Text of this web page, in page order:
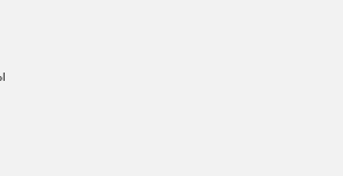
видео функций, включая сбор и
совместимость со сторонними
видеоконференций.
взаимодействует как посредник